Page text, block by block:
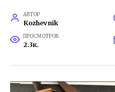
АВТОР
Kozhevnik
ПРОСМОТРОВ
2.3к.